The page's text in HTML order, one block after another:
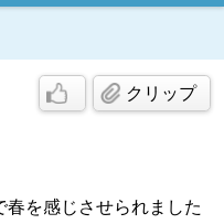
クリップ
を感じさせられました